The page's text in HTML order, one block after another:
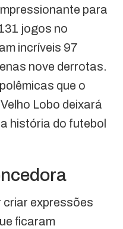
para
jogos no
incríveis 97
nove derrotas.
que o
Lobo deixará
história do futebol
criar expressões
ficaram